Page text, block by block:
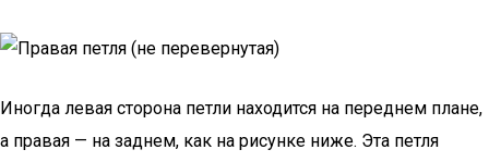
Иногда левая сторона петли находится на переднем плане,
а правая — на заднем, как на рисунке ниже. Эта петля